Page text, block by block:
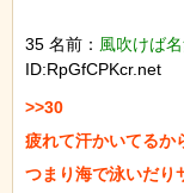
35 名前： 風吹けば
ID:RpGfCPKcr.net
>>30
疲れて汗かいてるか
つまり海で泳いだり